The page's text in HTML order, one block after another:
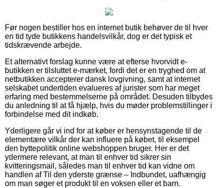
Før nogen bestiller hos en internet butik behøver de til hver
en tid tyde butikkens handelsvilkår, dog er det typisk et
tidskrævende arbejde.
Et alternativt forslag kunne være at efterse hvorvidt e-
butikken er tilsluttet e-mærket, fordi det er en tryghed om at
netbutikken accepterer dansk lovgivning, samt at internet
selskabet undertiden evalueres af jurister som har meget
erfaring med bestemmelserne på området. Desuden tilbydes
du anledning til at få hjælp, hvis du møder problemstillinger i
forbindelse med dit indkøb.
Yderligere går vi ind for at køber er hensynstagende til de
elementære vilkår der kan influere på købet, til eksempel
den byttepolitik online webshoppen bruger. Her er det
ydermere relevant, at man til enhver tid sikrer sin
kvitteringsmail, således man til enhver tid kan vidne om
handlen af Til den yderste grænse – Indbundet, uafhængig
om man søger et produkt til en voksen eller et barn.